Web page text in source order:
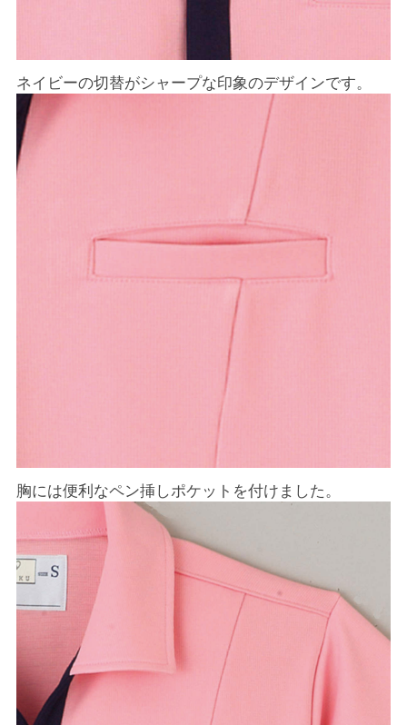
ネイビーの切替がシャープな印象のデザインです。
胸には便利なペン挿しポケットを付けました。